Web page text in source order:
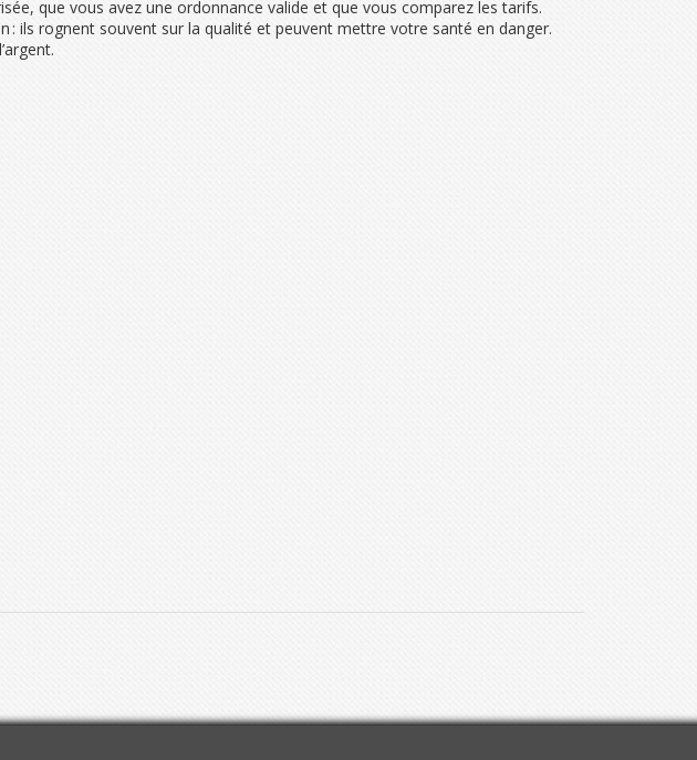
que vous avez une ordonnance valide et que vous comparez les tarifs.
ils rognent souvent sur la qualité et peuvent mettre votre santé en danger.